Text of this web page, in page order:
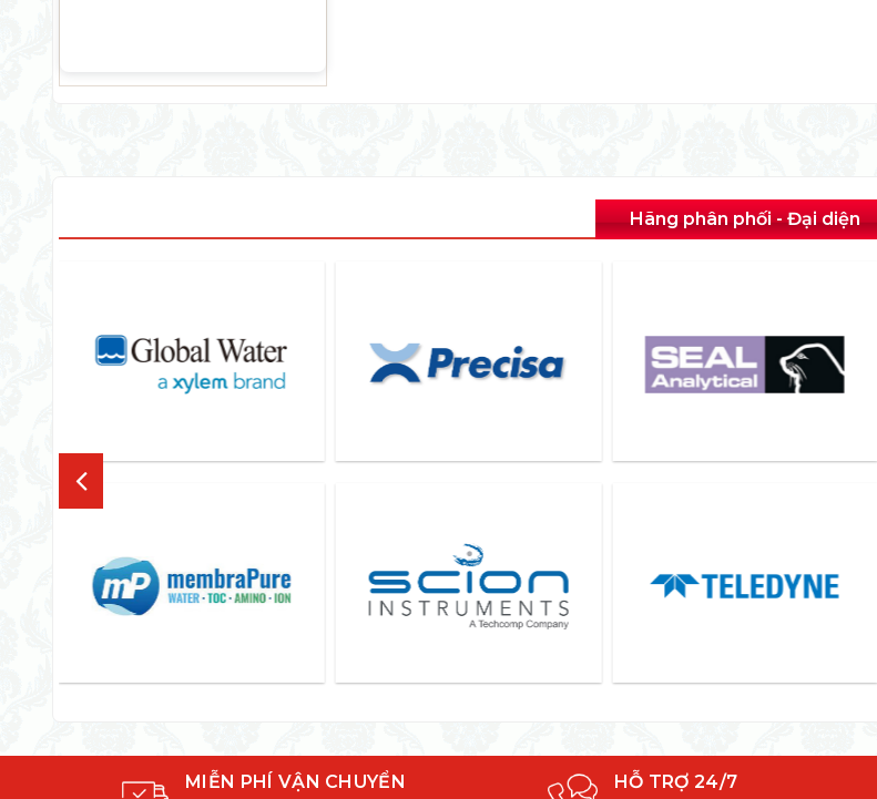
Hãng phân phối - Đại diện
MIỄN PHÍ VẬN CHUYỂN HỖ TRỢ 24/7